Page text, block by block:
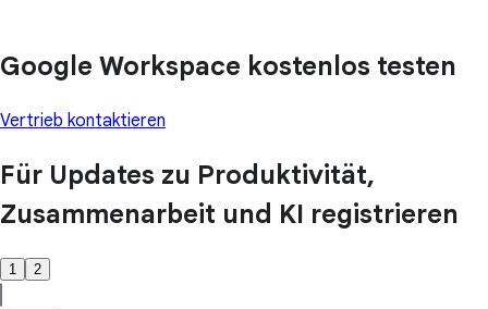
Google Workspace kostenlos testen
Vertrieb kontaktieren
Für Updates zu Produktivität,
Zusammenarbeit und KI registrieren
1 2